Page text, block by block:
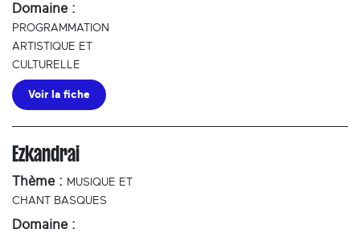
Domaine :
PROGRAMMATION
ARTISTIQUE ET
CULTURELLE
Voir la fiche
Ezkandrai
Thème : MUSIQUE ET
CHANT BASQUES
Domaine :